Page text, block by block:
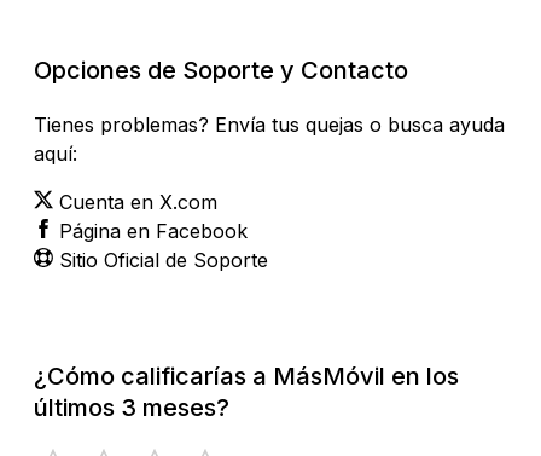
Opciones de Soporte y Contacto
Tienes problemas? Envía tus quejas o busca ayuda
aquí:
Cuenta en X.com
Página en Facebook
Sitio Oficial de Soporte
¿Cómo calificarías a MásMóvil en los
últimos 3 meses?